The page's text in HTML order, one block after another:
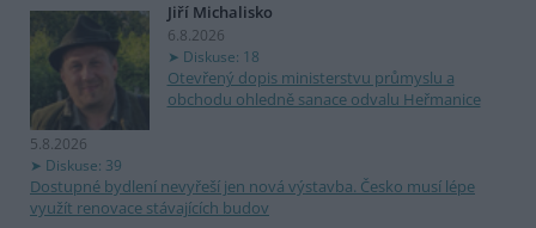
Jiří Michalisko
6.8.2026
Diskuse: 18
Otevřený dopis ministerstvu průmyslu a
obchodu ohledně sanace odvalu Heřmanice
5.8.2026
Diskuse: 39
Dostupné bydlení nevyřeší jen nová výstavba. Česko musí lépe
využít renovace stávajících budov